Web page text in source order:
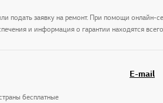
подать заявку на ремонт. При помощи
и информация о гарантии находятся
бесплатные
E-mail